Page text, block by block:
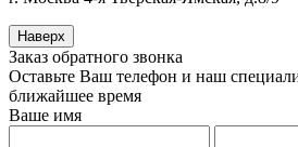
Наверх
Заказ обратного звонка
Оставьте Ваш телефон и наш
ближайшее время
Ваше имя